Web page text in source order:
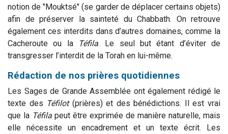
notion de "Mouktsé" (se garder de déplacer certains objets)
afin de préserver la sainteté du Chabbath. On retrouve
également ces interdits dans d’autres domaines, comme la
Cacheroute ou la
Téfila. Le seul but étant d’éviter de
transgresser l’interdit de la Torah en lui-même.
Rédaction de nos prières quotidiennes
Les Sages de Grande Assemblée ont également rédigé le
texte des Téfilot(prières) et des bénédictions. Il est vrai
que la Téfila peut être exprimée de manière naturelle, mais
elle nécessite un encadrement et un texte écrit. Les